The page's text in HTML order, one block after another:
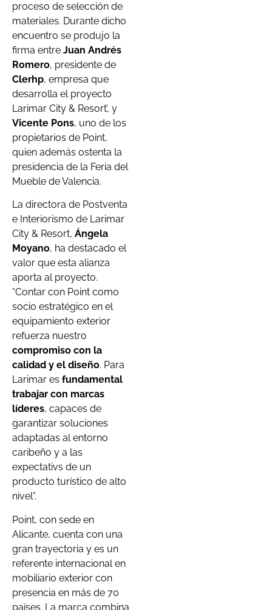
proceso de selección de
materiales. Durante dicho
encuentro se produjo la
firma entre Juan Andrés
Romero, presidente de
Clerhp, empresa que
desarrolla el proyecto
Larimar City & Resort’, y
Vicente Pons, uno de los
propietarios de Point,
quien además ostenta la
presidencia de la Feria del
Mueble de Valencia.
La directora de Postventa
e Interiorismo de Larimar
City & Resort, Ángela
Moyano, ha destacado el
valor que esta alianza
aporta al proyecto.
“Contar con Point como
socio estratégico en el
equipamiento exterior
refuerza nuestro
compromiso con la
calidad y el diseño. Para
Larimar es fundamental
trabajar con marcas
líderes, capaces de
garantizar soluciones
adaptadas al entorno
caribeño y a las
expectativs de un
producto turístico de alto
nivel”.
Point, con sede en
Alicante, cuenta con una
gran trayectoria y es un
referente internacional en
mobiliario exterior con
presencia en más de 70
países. La marca combina